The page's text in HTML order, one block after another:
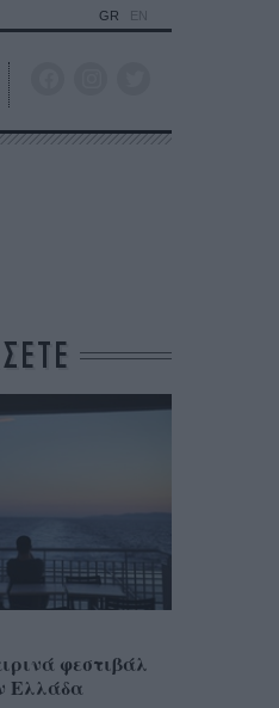
GR EN
φεστιβάλ
Ελλάδα